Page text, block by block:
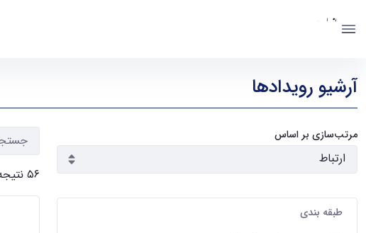
آرشیو رویدادها
مرتب‌سازی بر اساس
طبقه بندی
۵۶ نتیجه برای